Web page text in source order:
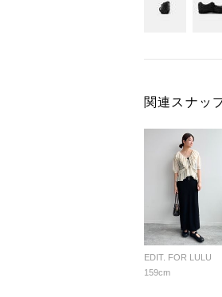
関連スナッ
EDIT. FOR LULU
159cm